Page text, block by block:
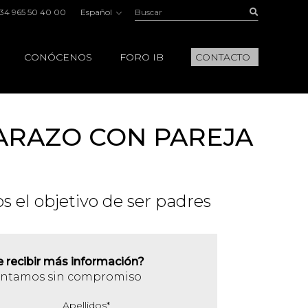
965 50 40 00 Español Buscar:
CONÓCENOS FORO IB CONTACTO
CON PAREJA
el objetivo de ser padres
recibir más información?
sin compromiso
Apellidos*